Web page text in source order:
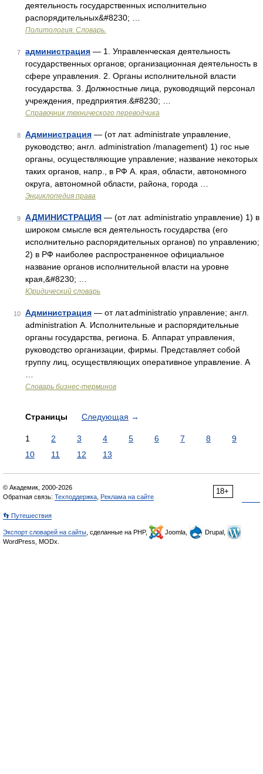
деятельность государственных исполнительно
распорядительных&#8230; …
Политология. Словарь.
7 администрация — 1. Управленческая деятельность
государственных органов; организационная деятельность в
сфере управления. 2. Органы исполнительной власти
государства. 3. Должностные лица, руководящий персонал
учреждения, предприятия.&#8230; …
Справочник технического переводчика
8 Администрация — (от лат. administrate управление,
руководство; англ. administration /management) 1) гос ные
органы, осуществляющие управление; название некоторых
таких органов, напр., в РФ А. края, области, автономного
округа, автономной области, района, города …
Энциклопедия права
9 АДМИНИСТРАЦИЯ — (от лат. administratio управление) 1) в
широком смысле вся деятельность государства (его
исполнительно распорядительных органов) по управлению;
2) в РФ наиболее распространенное официальное
название органов исполнительной власти на уровне
края,&#8230; …
Юридический словарь
10 Администрация — от лат.administratio управление; англ.
administration А. Исполнительные и распорядительные
органы государства, региона. Б. Аппарат управления,
руководство организации, фирмы. Представляет собой
группу лиц, осуществляющих оперативное управление. А
Словарь бизнес-терминов
Страницы Следующая →
1 2 3 4 5 6 7 8
9
10
11 12 13
18+
© Академик, 2000-2026
Обратная связь: Техподдержка Реклама на сайте
👣 Путешествия
Экспорт словарей на сайты , сделанные на PHP, Joomla,
Drupal,
WordPress, MODx.